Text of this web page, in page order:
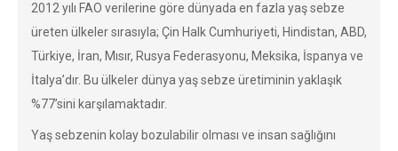
2012 yılı FAO verilerine göre dünyada en fazla yaş sebze
üreten ülkeler sırasıyla; Çin Halk Cumhuriyeti, Hindistan, ABD,
Türkiye, İran, Mısır, Rusya Federasyonu, Meksika, İspanya ve
İtalya’dır. Bu ülkeler dünya yaş sebze üretiminin yaklaşık
%77’sini karşılamaktadır.
Yaş sebzenin kolay bozulabilir olması ve insan sağlığını